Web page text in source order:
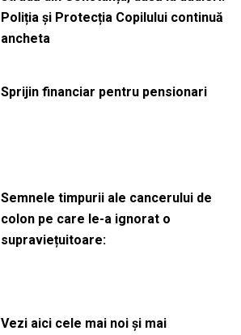
Poliția și Protecția Copilului continuă
ancheta
Sprijin financiar pentru pensionari
Semnele timpurii ale cancerului de
colon pe care le-a ignorat o
supraviețuitoare:
Vezi aici cele mai noi și mai